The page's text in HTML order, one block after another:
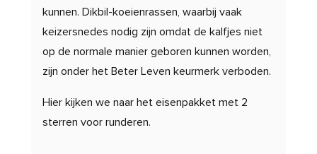
kunnen. Dikbil-koeienrassen, waarbij vaak
keizersnedes nodig zijn omdat de kalfjes niet
op de normale manier geboren kunnen worden,
zijn onder het Beter Leven keurmerk verboden.
Hier kijken we naar het eisenpakket met 2
sterren voor runderen.